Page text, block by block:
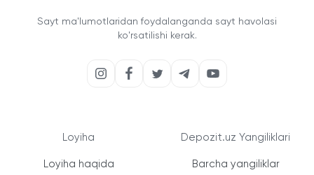
Sayt ma'lumotlaridan foydalanganda sayt havolasi
ko'rsatilishi kerak.
Loyiha
Loyiha haqida
Depozit.uz Yangiliklari
Barcha yangiliklar